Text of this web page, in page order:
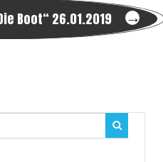
Boot“ 26.01.2019 →